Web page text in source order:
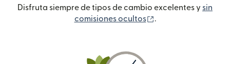
Disfruta siempre de tipos de cambio excelentes y sin
comisiones ocultos
.